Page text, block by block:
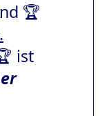
🏆
ist